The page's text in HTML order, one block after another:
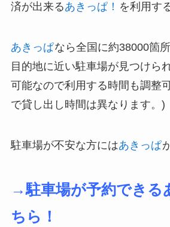
済が出来るあきっぱ！ を利用す
あきっぱなら全国に約38000箇
目的地に近い駐車場が見つけら
可能なので利用する時間も調整
で貸し出し時間は異なります。)
駐車場が不安な方にはあきっぱ
→駐車場が予約できる
ちら！